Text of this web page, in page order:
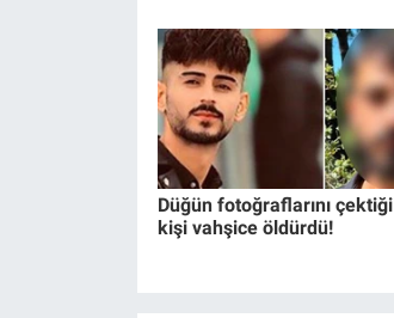
Düğün fotoğraflarını çektiği
kişi vahşice öldürdü!